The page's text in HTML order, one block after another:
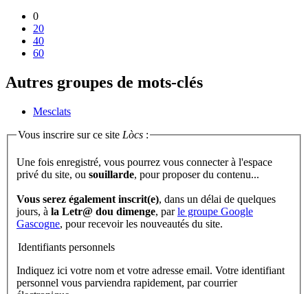
0
20
40
60
Autres groupes de mots-clés
Mesclats
Vous inscrire sur ce site Lòcs :
Une fois enregistré, vous pourrez vous connecter à l'espace
privé du site, ou souillarde , pour proposer du contenu...
Vous serez également inscrit(e), dans un délai de quelques
jours, à la Letr@ dou dimenge, parle groupe Google
Gascogne, pour recevoir les nouveautés du site.
Identifiants personnels
Indiquez ici votre nom et votre adresse email. Votre identifiant
personnel vous parviendra rapidement, par courrier